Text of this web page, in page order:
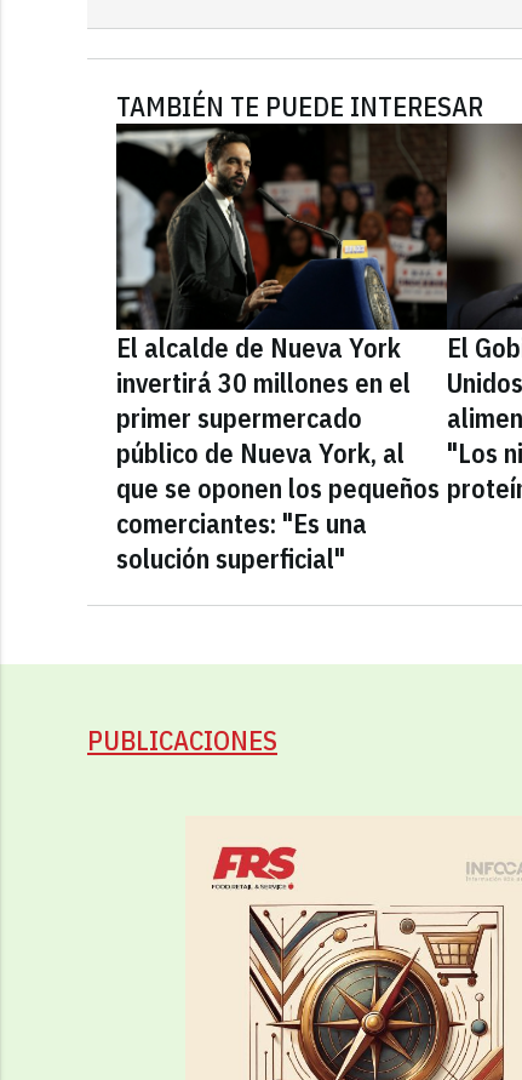
TAMBIÉN TE PUEDE INTERESAR
El alcalde de Nueva York
invertirá 30 millones en el
primer supermercado
público de Nueva York, al
que se oponen los pequeños
comerciantes: "Es una
solución superficial"
El
"Los
PUBLICACIONES